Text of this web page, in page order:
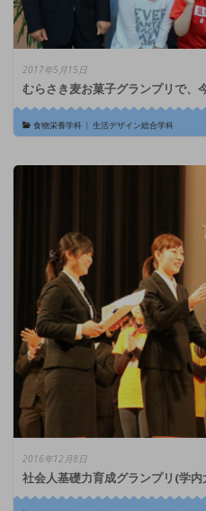
2017年5月15日
むらさき麦お菓子グランプリで、
食物栄養学科| 生活デザイン総合学科
2016年12月8日
社会人基礎力育成グランプリ(学内